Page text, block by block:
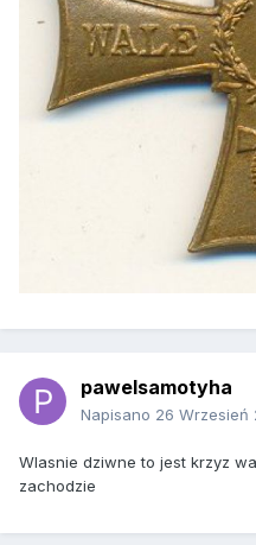
pawelsamotyha
Napisano 26 Wrzesień
Wlasnie dziwne to jest krzyz
zachodzie